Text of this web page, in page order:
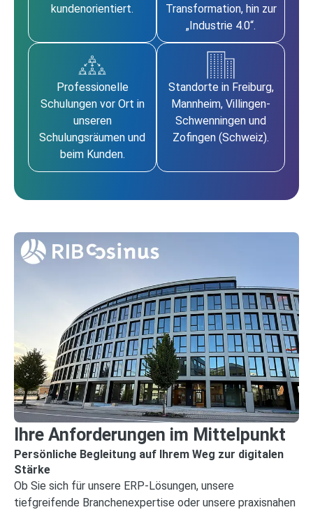
kundenorientiert.
Transformation, hin zur
„Industrie 4.0“.
Professionelle
Schulungen vor Ort in
unseren
Schulungsräumen und
beim Kunden.
Standorte in Freiburg,
Mannheim, Villingen-
Schwenningen und
Zofingen (Schweiz).
Ihre Anforderungen im Mittelpunkt
Persönliche Begleitung auf Ihrem Weg zur digitalen
Stärke
Ob Sie sich für unsere ERP‑Lösungen, unsere
tiefgreifende Branchenexpertise oder unsere praxisnahen